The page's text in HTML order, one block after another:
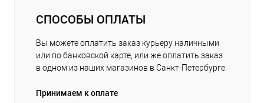
СПОСОБЫ ОПЛАТЫ
Вы можете оплатить заказ курьеру наличными
или по банковской карте, или же оплатить заказ
в одном из наших магазинов в Санкт-Петербурге.
Принимаем к оплате